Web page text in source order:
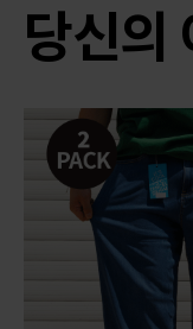
당신의